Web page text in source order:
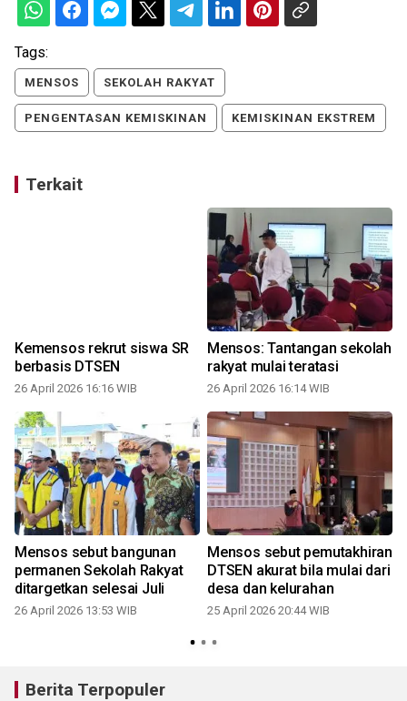
Tags:
MENSOS SEKOLAH RAKYAT
PENGENTASAN KEMISKINAN KEMISKINAN EKSTREM
Terkait
Kemensos rekrut siswa SR
berbasis DTSEN
26 April 2026 16:16 WIB
Mensos: Tantangan sekolah
rakyat mulai teratasi
26 April 2026 16:14 WIB
Mensos sebut bangunan
permanen Sekolah Rakyat
ditargetkan selesai Juli
26 April 2026 13:53 WIB
Mensos sebut pemutakhiran
DTSEN akurat bila mulai dari
desa dan kelurahan
25 April 2026 20:44 WIB
Berita Terpopuler